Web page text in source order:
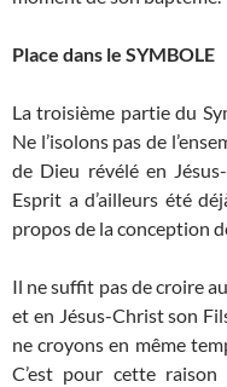
Place dans le SYMBOLE
La troisième partie du
Ne l’isolons pas de
de Dieu révélé en
Esprit a d’ailleurs été
propos de la conception
Il ne suffit pas de croire
et en Jésus-Christ son
ne croyons en même
C’est pour cette